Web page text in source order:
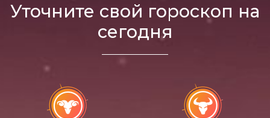
Уточните свой гороскоп на
сегодня